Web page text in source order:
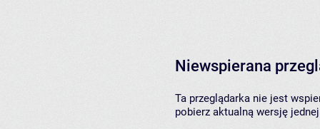
Niewspierana
Ta przeglądarka nie jest
pobierz aktualną wersję